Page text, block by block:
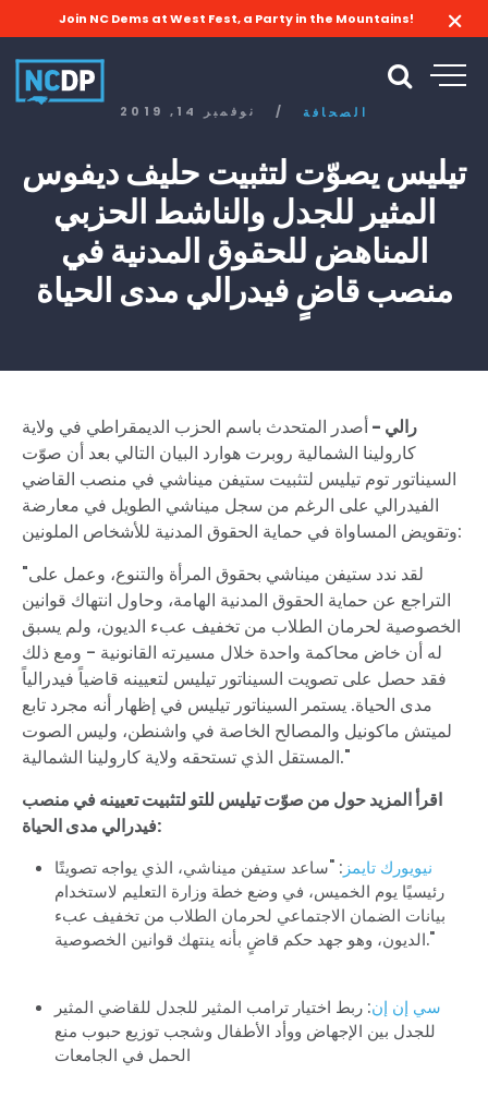
Join NC Dems at West Fest, a Party in the Mountains!
نوفمبر 14, 2019 / الصحافة
تيليس يصوّت لتثبيت حليف ديفوس
المثير للجدل والناشط الحزبي
المناهض للحقوق المدنية في
منصب قاضٍ فيدرالي مدى الحياة
رالي -أصدر المتحدث باسم الحزب الديمقراطي في ولاية
كارولينا الشمالية روبرت هوارد البيان التالي بعد أن صوّت
السيناتور توم تيليس لتثبيت ستيفن ميناشي في منصب القاضي
الفيدرالي على الرغم من سجل ميناشي الطويل في معارضة
وتقويض المساواة في حماية الحقوق المدنية للأشخاص الملونين:
"لقد ندد ستيفن ميناشي بحقوق المرأة والتنوع، وعمل على
التراجع عن حماية الحقوق المدنية الهامة، وحاول انتهاك قوانين
الخصوصية لحرمان الطلاب من تخفيف عبء الديون، ولم يسبق
له أن خاض محاكمة واحدة خلال مسيرته القانونية - ومع ذلك
فقد حصل على تصويت السيناتور تيليس لتعيينه قاضياً فيدرالياً
مدى الحياة. يستمر السيناتور تيليس في إظهار أنه مجرد تابع
لميتش ماكونيل والمصالح الخاصة في واشنطن، وليس الصوت
المستقل الذي تستحقه ولاية كارولينا الشمالية."
اقرأ المزيد حول من صوّت تيليس للتو لتثبيت تعيينه في منصب
فيدرالي مدى الحياة:
نيويورك تايمز : "ساعد ستيفن ميناشي، الذي يواجه تصويتًا
رئيسيًا يوم الخميس، في وضع خطة وزارة التعليم لاستخدام
بيانات الضمان الاجتماعي لحرمان الطلاب من تخفيف عبء
الديون، وهو جهد حكم قاضٍ بأنه ينتهك قوانين الخصوصية."
سي إن إن: ربط اختيار ترامب المثير للجدل للقاضي المثير
للجدل بين الإجهاض ووأد الأطفال وشجب توزيع حبوب منع
الحمل في الجامعات